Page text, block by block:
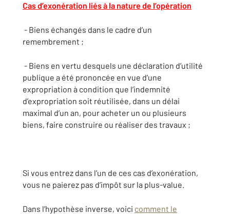
Cas d’exonération liés à la nature de l’opération
- Biens échangés dans le cadre d’un
remembrement ;
- Biens en vertu desquels une déclaration d’utilité
publique a été prononcée en vue d’une
expropriation à condition que l’indemnité
d’expropriation soit réutilisée, dans un délai
maximal d’un an, pour acheter un ou plusieurs
biens, faire construire ou réaliser des travaux ;
Si vous entrez dans l’un de ces cas d’exonération,
vous ne paierez pas d’impôt sur la plus-value.
Dans l’hypothèse inverse, voici comment le